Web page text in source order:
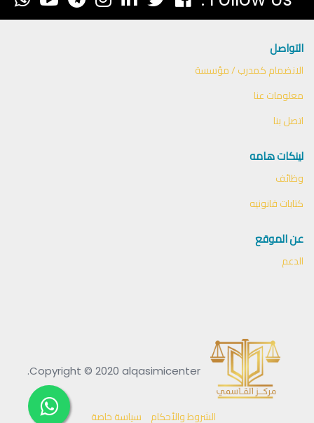
التواصل
الانضمام كمدرب / مؤسسة
معلومات عنا
اتصل بنا
لينكات هامه
وظائف
كتابات قانونيه
عن الموقع
الدعم
Copyright © 2020 alqasimicenter.
الشروط والأحكام سياسة خاصة